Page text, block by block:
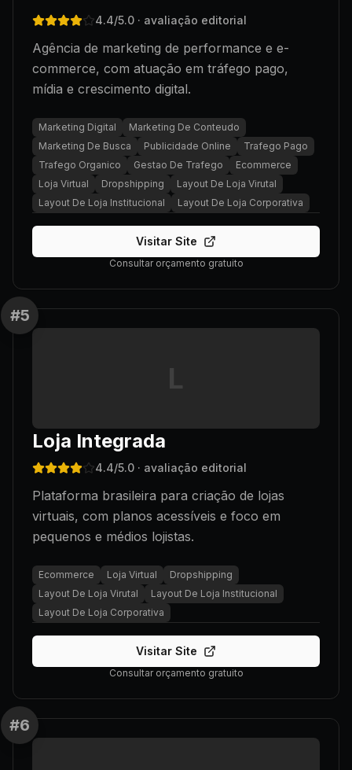
4.4/5.0 · avaliação editorial
Agência de marketing de performance e e-
commerce, com atuação em tráfego pago,
mídia e crescimento digital.
Marketing Digital
Marketing De Conteudo
Marketing De Busca
Publicidade Online
Trafego Pago
Trafego Organico
Gestao De Trafego
Ecommerce
Loja Virtual
Dropshipping
Layout De Loja Virutal
Layout De Loja Institucional
Layout De Loja Corporativa
Visitar Site
Consultar orçamento gratuito
#5
L
Loja Integrada
4.4/5.0 · avaliação editorial
Plataforma brasileira para criação de lojas
virtuais, com planos acessíveis e foco em
pequenos e médios lojistas.
Ecommerce Loja Virtual
Dropshipping
Layout De Loja Virutal
Layout De Loja Institucional
Layout De Loja Corporativa
Visitar Site
Consultar orçamento gratuito
#6